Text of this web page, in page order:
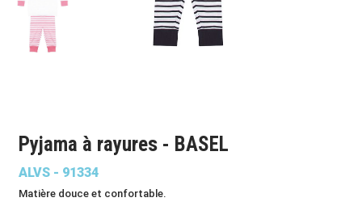
Pyjama à rayures - BASEL
ALVS - 91334
Matière douce et confortable.